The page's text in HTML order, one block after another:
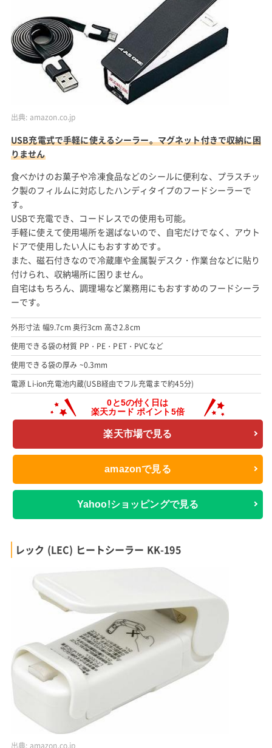
出典: amazon.co.jp
USB充電式で手軽に使えるシーラー。マグネット付きで収納に困
りません
食べかけのお菓子や冷凍食品などのシールに便利な、プラスチッ
ク製のフィルムに対応したハンディタイプのフードシーラーで
す。
USBで充電でき、コードレスでの使用も可能。
手軽に使えて使用場所を選ばないので、自宅だけでなく、アウト
ドアで使用したい人にもおすすめです。
また、磁石付きなので冷蔵庫や金属製デスク・作業台などに貼り
付けられ、収納場所に困りません。
自宅はもちろん、調理場など業務用にもおすすめのフードシーラ
ーです。
外形寸法 幅9.7cm 奥行3cm 高さ2.8cm
使用できる袋の材質 PP・PE・PET・PVCなど
使用できる袋の厚み ~0.3mm
電源 Li-ion充電池内蔵(USB経由でフル充電まで約45分)
楽天市場で見る
amazonで見る
Yahoo!ショッピングで見る
レック (LEC) ヒートシーラー KK-195